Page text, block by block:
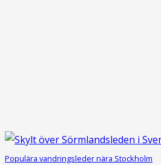
Populära vandringsleder nära Stockholm